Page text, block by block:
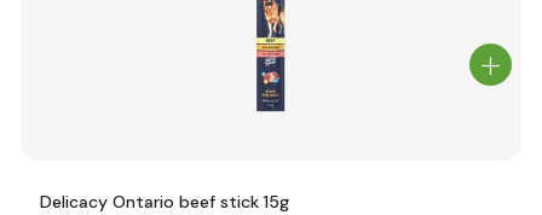
Delicacy Ontario beef stick 15g